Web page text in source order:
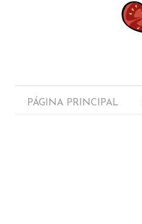
PÁGINA PRINCIPAL